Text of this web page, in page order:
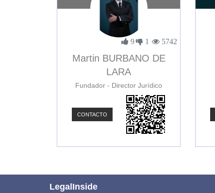
9 1 5742
Martin BURBANO DE
LARA
Fundador - Director Jurídico
CONTACTO
LegalInside